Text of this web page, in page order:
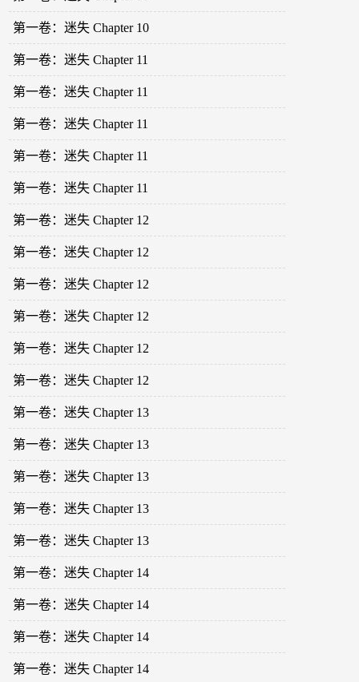
第一卷：迷失 Chapter 10
第一卷：迷失 Chapter 11
第一卷：迷失 Chapter 11
第一卷：迷失 Chapter 11
第一卷：迷失 Chapter 11
第一卷：迷失 Chapter 11
第一卷：迷失 Chapter 12
第一卷：迷失 Chapter 12
第一卷：迷失 Chapter 12
第一卷：迷失 Chapter 12
第一卷：迷失 Chapter 12
第一卷：迷失 Chapter 12
第一卷：迷失 Chapter 13
第一卷：迷失 Chapter 13
第一卷：迷失 Chapter 13
第一卷：迷失 Chapter 13
第一卷：迷失 Chapter 13
第一卷：迷失 Chapter 14
第一卷：迷失 Chapter 14
第一卷：迷失 Chapter 14
第一卷：迷失 Chapter 14